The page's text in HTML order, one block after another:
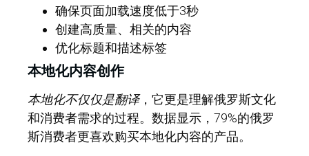
确保页面加载速度低于3秒
创建高质量、相关的内容
优化标题和描述标签
本地化内容创作
本地化不仅仅是翻译，它更是理解俄罗斯文化
和消费者需求的过程。数据显示，79%的俄罗
斯消费者更喜欢购买本地化内容的产品。